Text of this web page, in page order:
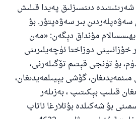
دىنسىزلىق پەيدا قىلىش
سەۋەپلەردىن بىر سەۋەپتۇر. بۇ
مۇنداق دېگەن: «مەن
خۇزائىينى دوزاختا ئۈچەيلىرىنى
بۇ تۈنجى قېتىم تۆگىلەرنى،
مىنمەيدىغان، گۆشى يېيىلمەيدىغان،
قىلىپ بېكىتىپ ، بەزىلەر
بۇ شەكىلدە بۇتلارغا ئاتاپ